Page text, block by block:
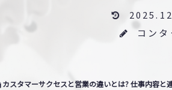
コンタ
カスタマーサクセスと営業の違いとは? 仕事内容と